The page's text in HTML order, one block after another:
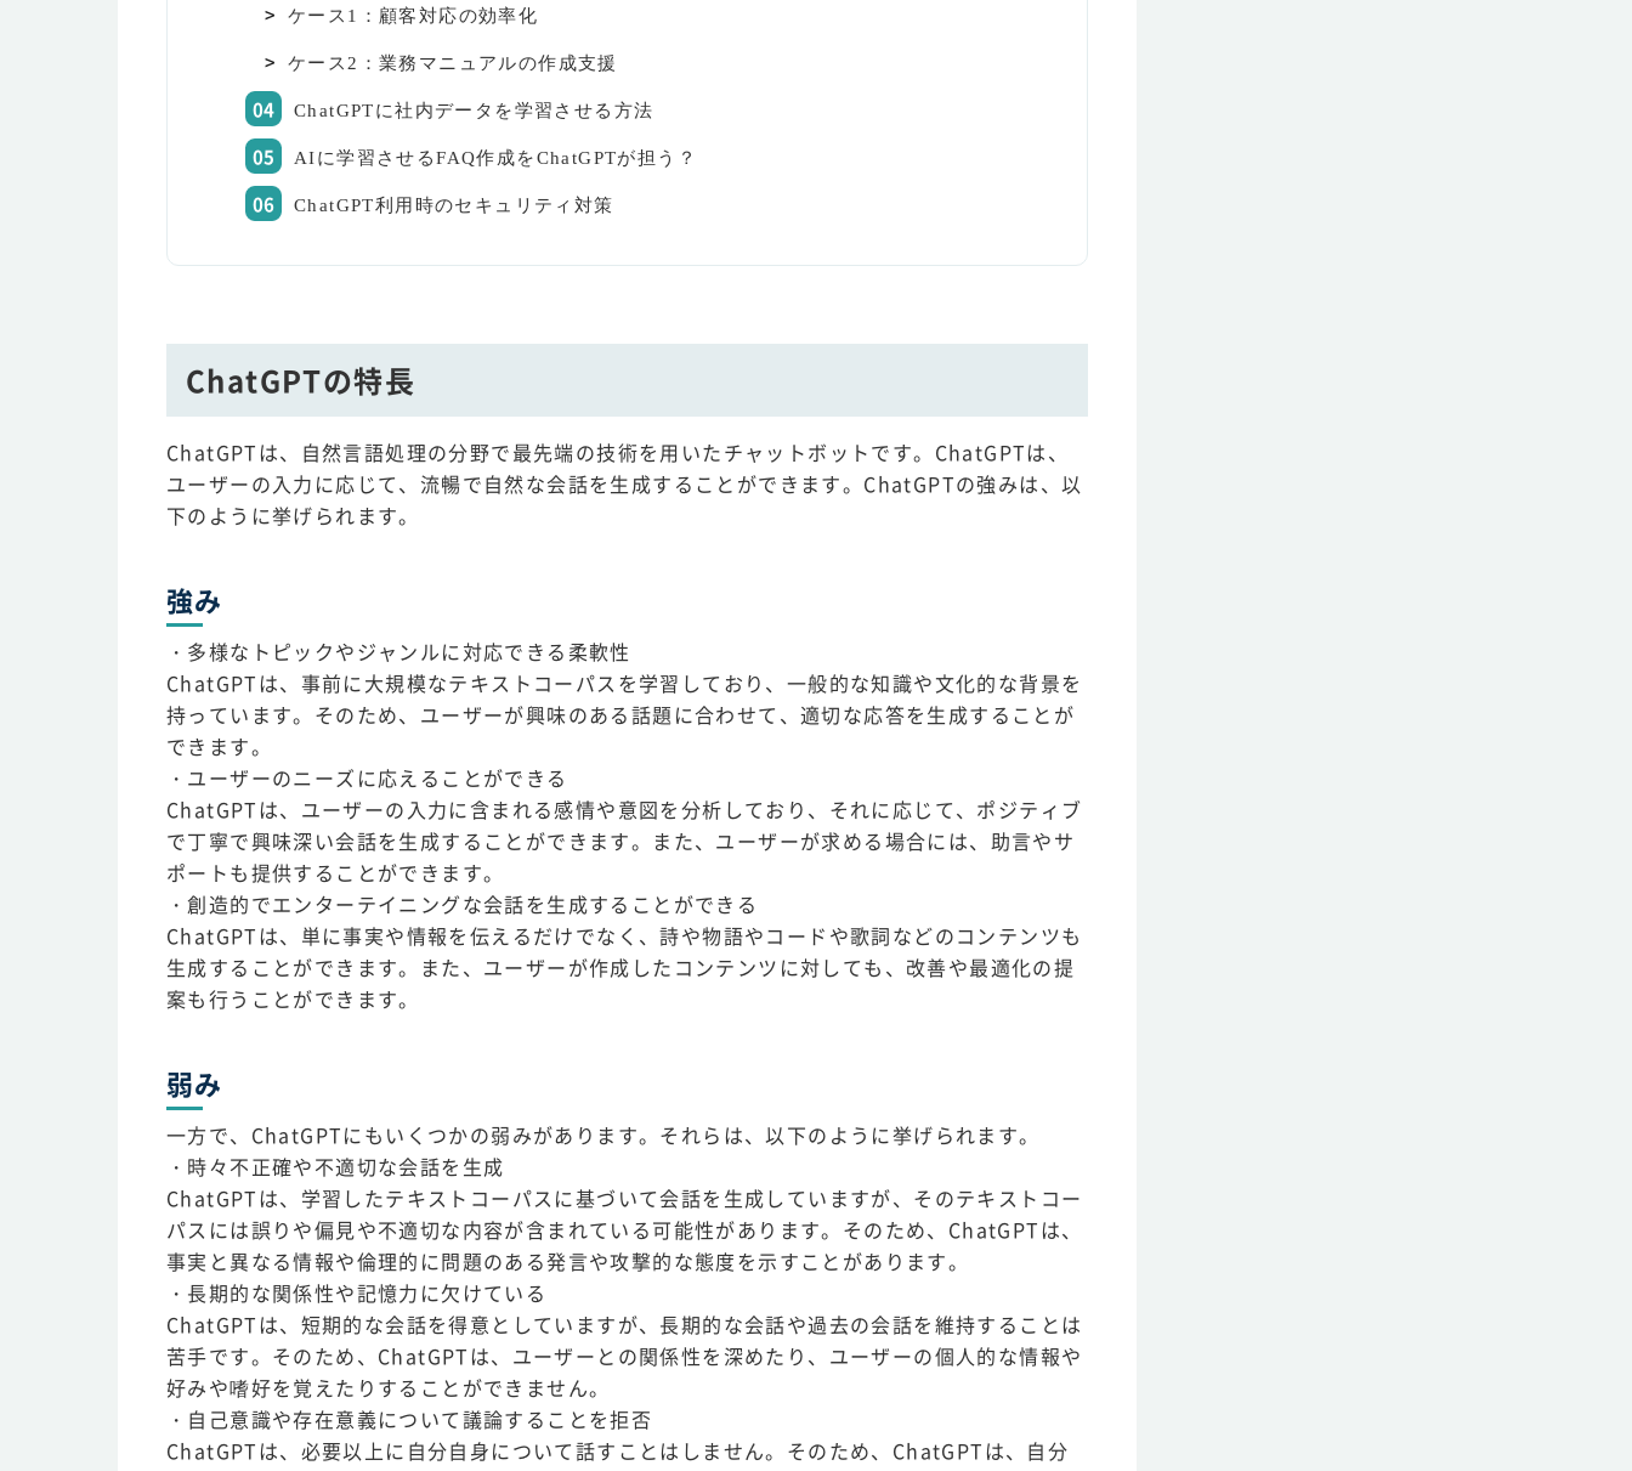
ケース1：顧客対応の効率化
ケース2：業務マニュアルの作成支援
ChatGPTに社内データを学習させる方法
AIに学習させるFAQ作成をChatGPTが担う？
ChatGPT利用時のセキュリティ対策
ChatGPTの特長
ChatGPTは、自然言語処理の分野で最先端の技術を用いたチャットボットです。ChatGPTは、
ユーザーの入力に応じて、流暢で自然な会話を生成することができます。ChatGPTの強みは、以
下のように挙げられます。
強み
・多様なトピックやジャンルに対応できる柔軟性
ChatGPTは、事前に大規模なテキストコーパスを学習しており、一般的な知識や文化的な背景を
持っています。そのため、ユーザーが興味のある話題に合わせて、適切な応答を生成することが
できます。
・ユーザーのニーズに応えることができる
ChatGPTは、ユーザーの入力に含まれる感情や意図を分析しており、それに応じて、ポジティブ
で丁寧で興味深い会話を生成することができます。また、ユーザーが求める場合には、助言やサ
ポートも提供することができます。
・創造的でエンターテイニングな会話を生成することができる
ChatGPTは、単に事実や情報を伝えるだけでなく、詩や物語やコードや歌詞などのコンテンツも
生成することができます。また、ユーザーが作成したコンテンツに対しても、改善や最適化の提
案も行うことができます。
弱み
一方で、ChatGPTにもいくつかの弱みがあります。それらは、以下のように挙げられます。
・時々不正確や不適切な会話を生成
ChatGPTは、学習したテキストコーパスに基づいて会話を生成していますが、そのテキストコー
パスには誤りや偏見や不適切な内容が含まれている可能性があります。そのため、ChatGPTは、
事実と異なる情報や倫理的に問題のある発言や攻撃的な態度を示すことがあります。
・長期的な関係性や記憶力に欠けている
ChatGPTは、短期的な会話を得意としていますが、長期的な会話や過去の会話を維持することは
苦手です。そのため、ChatGPTは、ユーザーとの関係性を深めたり、ユーザーの個人的な情報や
好みや嗜好を覚えたりすることができません。
・自己意識や存在意義について議論することを拒否
ChatGPTは、必要以上に自分自身について話すことはしません。そのため、ChatGPTは、自分